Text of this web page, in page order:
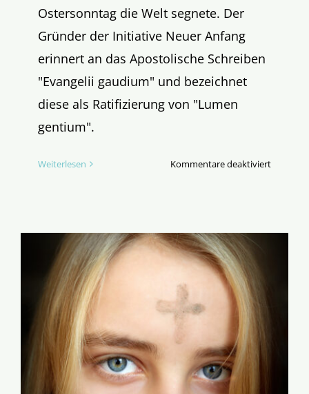
Ostersonntag die Welt segnete. Der
Gründer der Initiative Neuer Anfang
erinnert an das Apostolische Schreiben
"Evangelii gaudium" und bezeichnet
diese als Ratifizierung von "Lumen
gentium".
Weiterlesen Kommentare deaktiviertfür